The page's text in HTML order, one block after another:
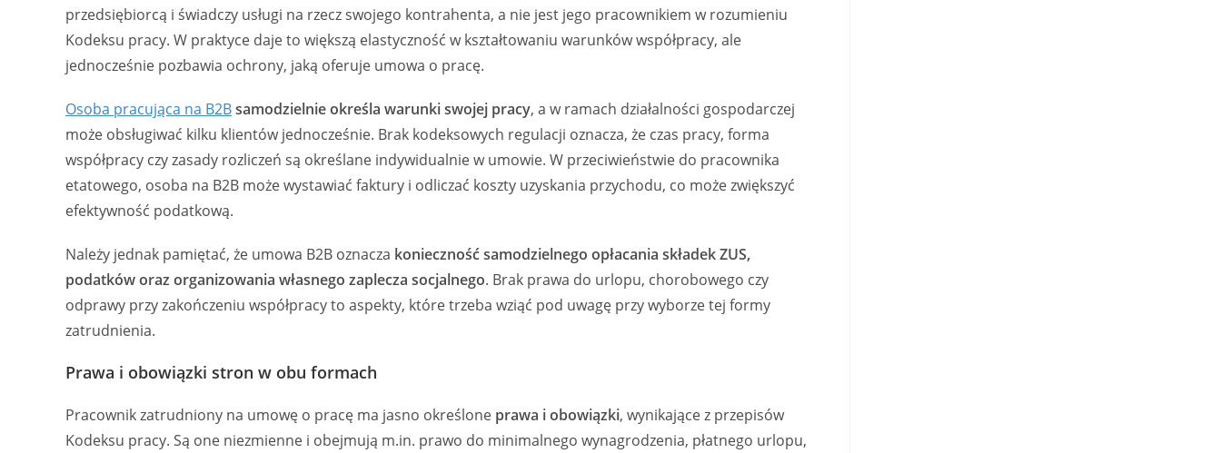
przedsiębiorcą i świadczy usługi na rzecz swojego kontrahenta, a nie jest jego pracownikiem w rozumieniu
Kodeksu pracy. W praktyce daje to większą elastyczność w kształtowaniu warunków współpracy, ale
jednocześnie pozbawia ochrony, jaką oferuje umowa o pracę.
Osoba pracująca na B2Bsamodzielnie określa warunki swojej pracy, a w ramach działalności gospodarczej
może obsługiwać kilku klientów jednocześnie. Brak kodeksowych regulacji oznacza, że czas pracy, forma
współpracy czy zasady rozliczeń są określane indywidualnie w umowie. W przeciwieństwie do pracownika
etatowego, osoba na B2B może wystawiać faktury i odliczać koszty uzyskania przychodu, co może zwiększyć
efektywność podatkową.
Należy jednak pamiętać, że umowa B2B oznacza konieczność samodzielnego opłacania składek ZUS,
podatków oraz organizowania własnego zaplecza socjalnego. Brak prawa do urlopu, chorobowego czy
odprawy przy zakończeniu współpracy to aspekty, które trzeba wziąć pod uwagę przy wyborze tej formy
zatrudnienia.
Prawa i obowiązki stron w obu formach
Pracownik zatrudniony na umowę o pracę ma jasno określone prawa i obowiązki, wynikające z przepisów
Kodeksu pracy. Są one niezmienne i obejmują m.in. prawo do minimalnego wynagrodzenia, płatnego urlopu,